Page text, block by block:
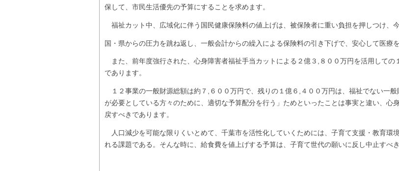
保して、市民生活優先の予算にすることを求めます。
福祉カット中、広域化に伴う国民健康保険料の値上げは、被保険者に重い負担を押しつけ、
国・県からの圧力を跳ね返し、一般会計からの繰入による保険料の引き下げで、安心して医療
また、前年度強行された、心身障害者福祉手当カットによる２億３,８００万円を活用しての
であります。
１２事業の一般財源総額は約７,６００万円で、残りの１億６,４００万円は、福祉でない一
が必要としている方々のために、適切な予算配分を行う」ためといったことは事実と違い、心
戻すべきであります。
人口減少を可能な限りくいとめて、千葉市を活性化していくためには、子育て支援・教育環
れる課題である。そんな時に、給食費を値上げする予算は、子育て世代の願いに反し中止すべき